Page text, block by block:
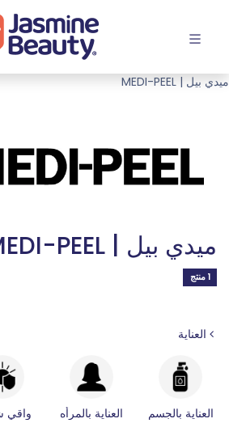
ميدي بيل | MEDI-PEEL
ميدي بيل | MEDI-PEEL
1 منتج
العناية
العناية بالجسم العناية بالمرأه